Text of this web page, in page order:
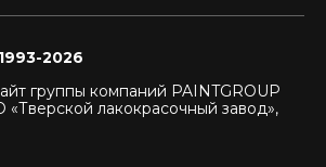
2026
группы компаний PAINTGROUP
лакокрасочный завод»,